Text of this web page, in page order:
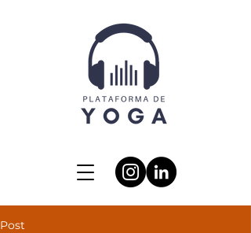
Post